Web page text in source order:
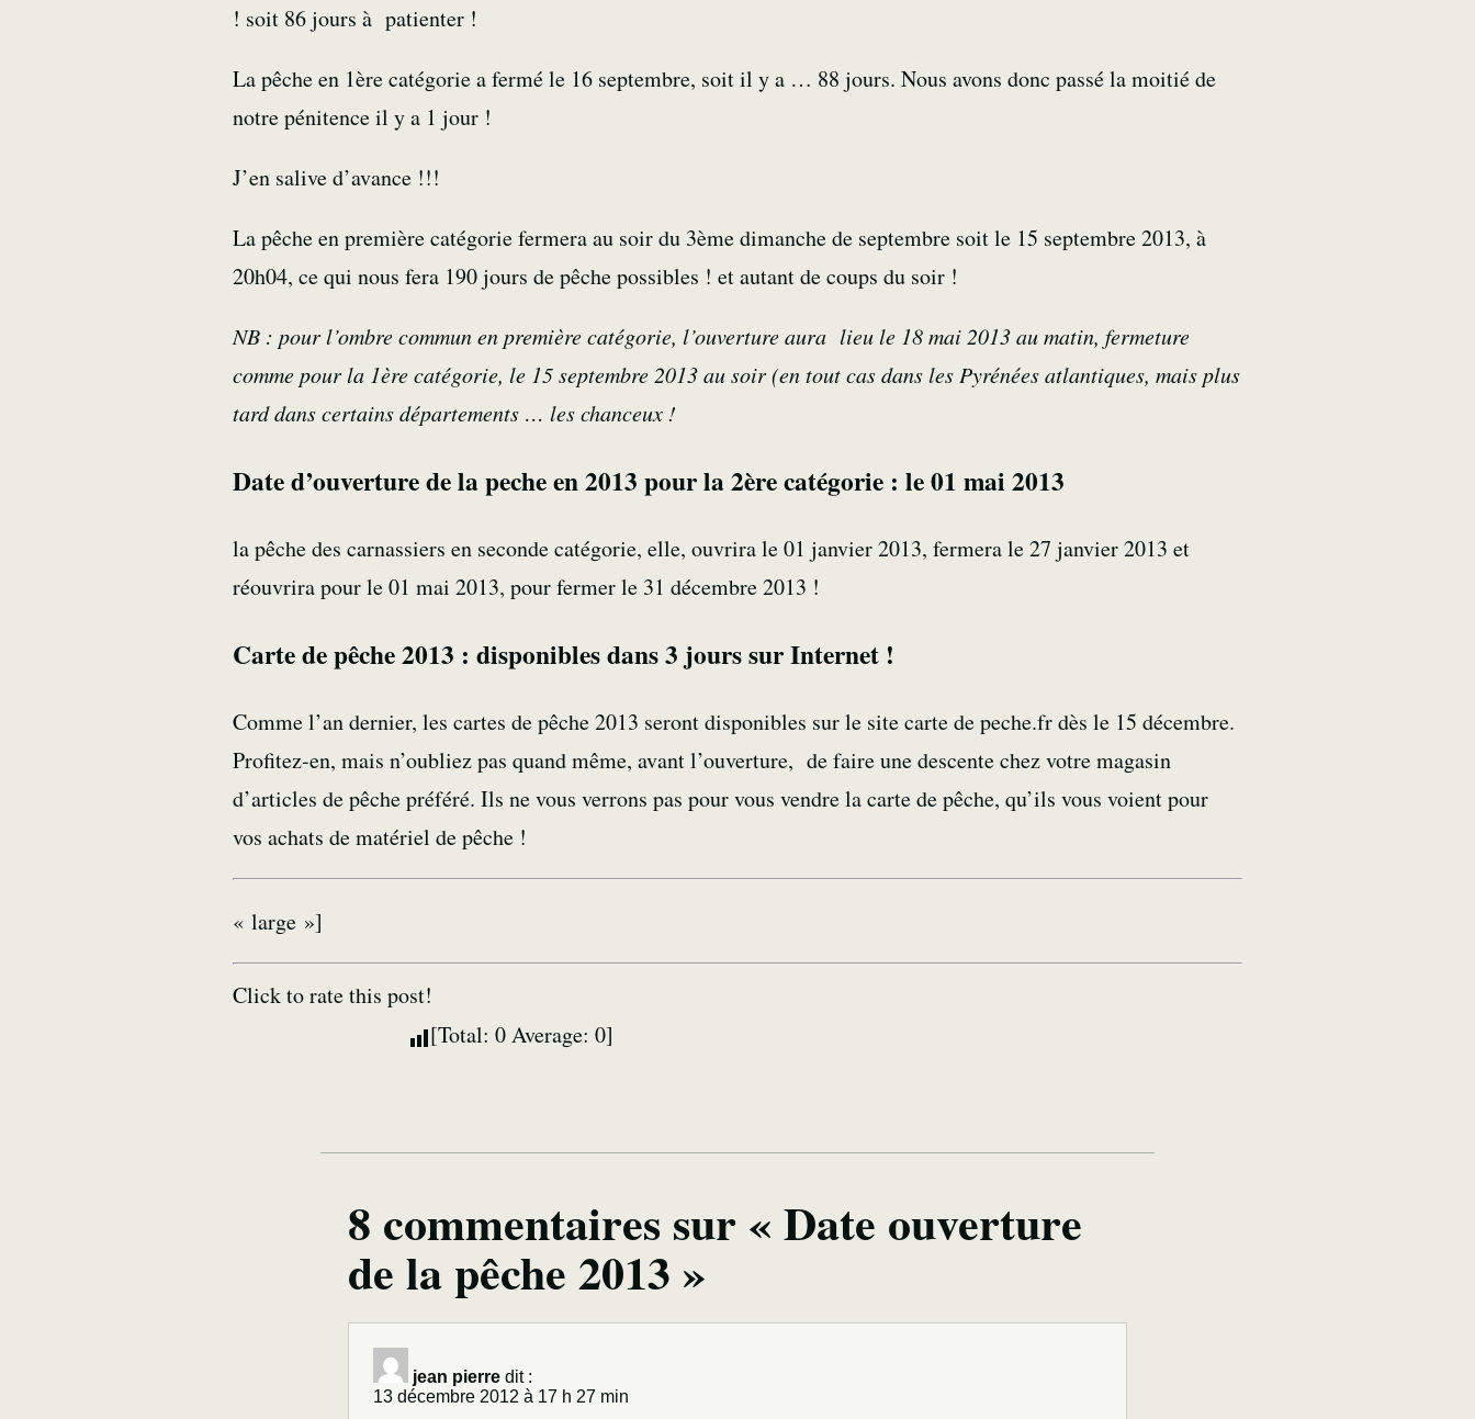
! soit 86 jours à patienter !
La pêche en 1ère catégorie a fermé le 16 septembre, soit il y a … 88 jours. Nous avons donc passé la moitié de
notre pénitence il y a 1 jour !
J’en salive d’avance !!!
La pêche en première catégorie fermera au soir du 3ème dimanche de septembre soit le 15 septembre 2013, à
20h04, ce qui nous fera 190 jours de pêche possibles ! et autant de coups du soir !
NB : pour l’ombre commun en première catégorie, l’ouverture aura lieu le 18 mai 2013 au matin, fermeture
comme pour la 1ère catégorie, le 15 septembre 2013 au soir (en tout cas dans les Pyrénées atlantiques, mais plus
tard dans certains départements … les chanceux !
Date d’ouverture de la peche en 2013 pour la 2ère catégorie : le 01 mai 2013
la pêche des carnassiers en seconde catégorie, elle, ouvrira le 01 janvier 2013, fermera le 27 janvier 2013 et
réouvrira pour le 01 mai 2013, pour fermer le 31 décembre 2013 !
Carte de pêche 2013 : disponibles dans 3 jours sur Internet !
Comme l’an dernier, les cartes de pêche 2013 seront disponibles sur le site carte de peche.fr dès le 15 décembre.
Profitez-en, mais n’oubliez pas quand même, avant l’ouverture, de faire une descente chez votre magasin
d’articles de pêche préféré. Ils ne vous verrons pas pour vous vendre la carte de pêche, qu’ils vous voient pour
vos achats de matériel de pêche !
« large »]
Click to rate this post!
[Total: 0Average: 0]
8 commentaires sur « Date ouverture
de la pêche 2013 »
jean pierre dit :
13 décembre 2012 à 17 h 27 min